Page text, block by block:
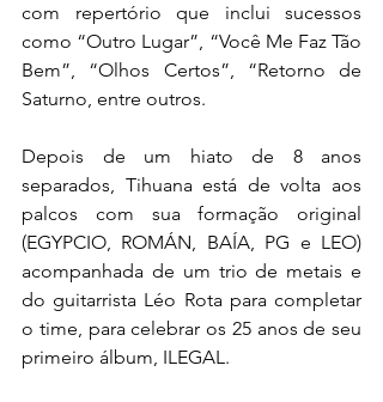
com repertório que inclui sucessos
como “Outro Lugar”, “Você Me Faz Tão
Bem”, “Olhos Certos”, “Retorno de
Saturno, entre outros.
Depois de um hiato de 8 anos
separados, Tihuana está de volta aos
palcos com sua formação original
(EGYPCIO, ROMÁN, BAÍA, PG e LEO)
acompanhada de um trio de metais e
do guitarrista Léo Rota para completar
o time, para celebrar os 25 anos de seu
primeiro álbum, ILEGAL.